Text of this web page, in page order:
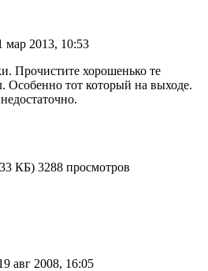
мар 2013, 10:53
Прочистите хорошенько те
Особенно тот который на выходе.
КБ) 3288 просмотров
авг 2008, 16:05